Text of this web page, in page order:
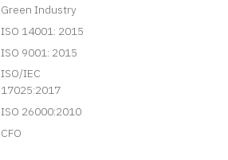
Green Industry
ISO 14001: 2015
ISO 9001: 2015
ISO/IEC
17025:2017
ISO 26000:2010
CFO